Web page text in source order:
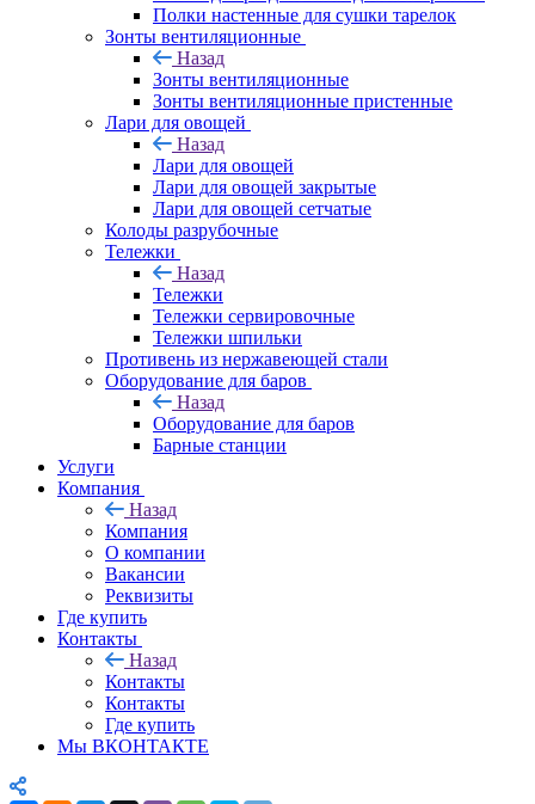
Полки настенные для сушки тарелок
Зонты вентиляционные
Назад
Зонты вентиляционные
Зонты вентиляционные пристенные
Лари для овощей
Назад
Лари для овощей
Лари для овощей закрытые
Лари для овощей сетчатые
Колоды разрубочные
Тележки
Назад
Тележки
Тележки сервировочные
Тележки шпильки
Противень из нержавеющей стали
Оборудование для баров
Назад
Оборудование для баров
Барные станции
Услуги
Компания
Назад
Компания
О компании
Вакансии
Реквизиты
Где купить
Контакты
Назад
Контакты
Контакты
Где купить
Мы ВКОНТАКТЕ